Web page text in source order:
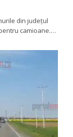
din județul
camioane.…